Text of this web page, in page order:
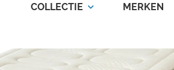
COLLECTIE MERKEN